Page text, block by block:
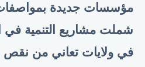
مؤسسات جديدة
شملت مشاريع التنمية في
في ولايات تعاني من نقص